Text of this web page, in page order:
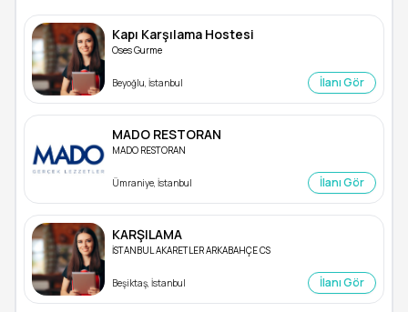
Kapı Karşılama Hostesi
Oses Gurme
Beyoğlu, İstanbul İlanı Gör
MADO RESTORAN
MADO RESTORAN
Ümraniye, İstanbul İlanı Gör
KARŞILAMA
İSTANBUL AKARETLER ARKABAHÇE CS
Beşiktaş, İstanbul İlanı Gör